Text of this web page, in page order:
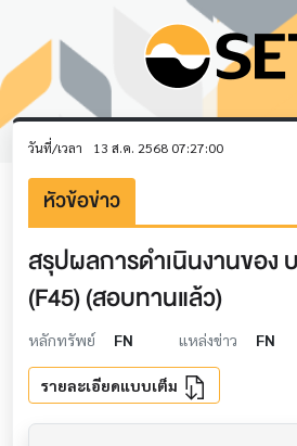
วันที่/เวลา 13 ส.ค. 2568 07:27:00
หัวข้อข่าว
สรุปผลการดำเนินงานของ
(F45) (สอบทานแล้ว)
หลักทรัพย์ FN แหล่งข่าว FN
รายละเอียดแบบเต็ม